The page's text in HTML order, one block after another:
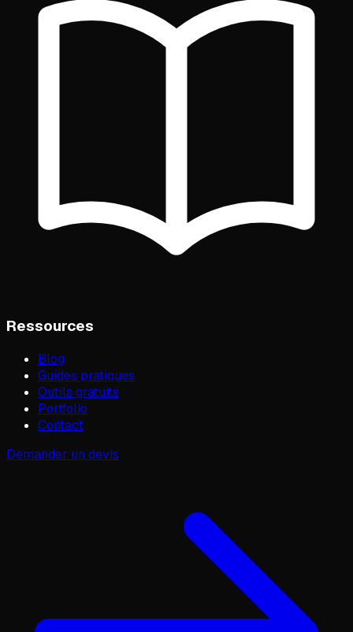
Ressources
Blog
Guides pratiques
Outils gratuits
Portfolio
Contact
Demander un devis